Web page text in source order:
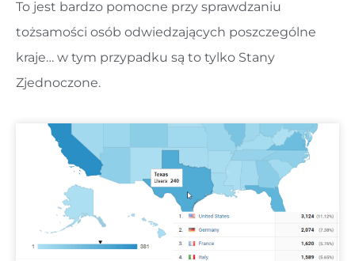
To jest bardzo pomocne przy sprawdzaniu
tożsamości osób odwiedzających poszczególne
kraje… w tym przypadku są to tylko Stany
Zjednoczone.